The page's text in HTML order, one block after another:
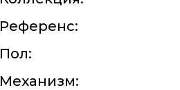
Референс:
Пол:
Механизм: